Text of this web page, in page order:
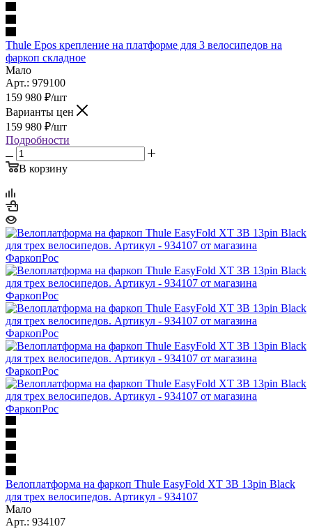
Thule Epos крепление на платформе для 3 велосипедов на
фаркоп складное
Мало
Арт.: 979100
159 980 ₽/шт
Варианты цен
159 980 ₽/шт
Подробности
В корзину
Велоплатформа на фаркоп Thule EasyFold XT 3B 13pin Black
для трех велосипедов. Артикул - 934107
Мало
Арт.: 934107